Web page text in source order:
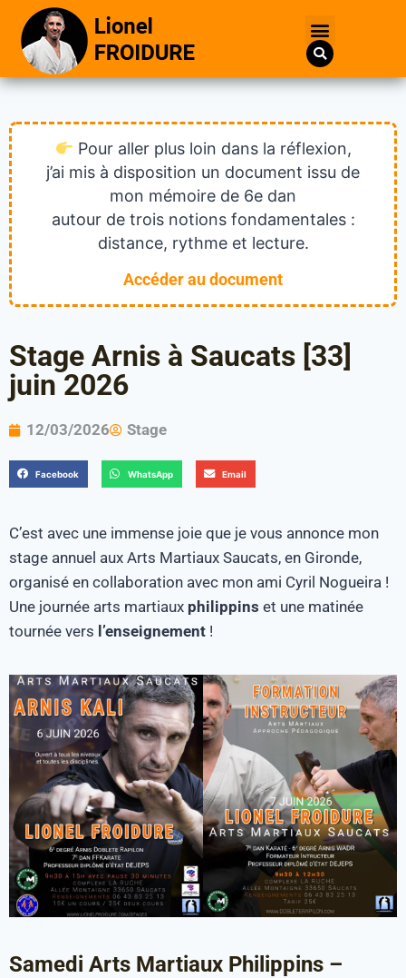
Pour aller plus loin dans la réflexion,
j’ai mis à disposition un document issu de
mon mémoire de 6e dan
autour de trois notions fondamentales :
distance, rythme et lecture.
Accéder au document
Stage Arnis à Saucats [33]
juin 2026
12/03/2026 Stage
Facebook WhatsApp Email
C’est avec une immense joie que je vous annonce mon
stage annuel aux Arts Martiaux Saucats, en Gironde,
organisé en collaboration avec mon ami Cyril Nogueira !
Une journée arts martiaux philippins et une matinée
tournée vers l’enseignement !
Samedi Arts Martiaux Philippins –